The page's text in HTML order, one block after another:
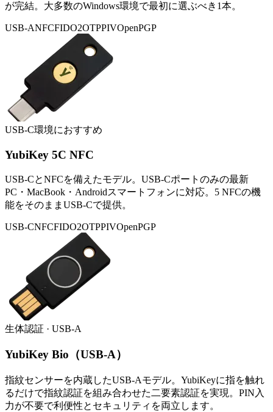
が完結。大多数のWindows環境で最初に選ぶべき1本。
USB-ANFCFIDO2OTPPIVOpenPGP
USB-C環境におすすめ
YubiKey 5C NFC
USB-CとNFCを備えたモデル。USB-Cポートのみの最新
PC・MacBook・Androidスマートフォンに対応。5 NFCの機
能をそのままUSB-Cで提供。
USB-CNFCFIDO2OTPPIVOpenPGP
生体認証 · USB-A
YubiKey Bio（USB-A）
指紋センサーを内蔵したUSB-Aモデル。YubiKeyに指を触れ
るだけで指紋認証を組み合わせた二要素認証を実現。PIN入
力が不要で利便性とセキュリティを両立します。